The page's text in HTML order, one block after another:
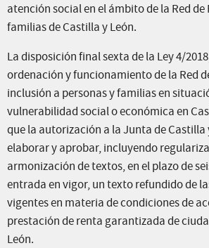
atención social en el ámbito de la Red
familias de Castilla y León.
La disposición final sexta de la Ley 4/
ordenación y funcionamiento de la Red
inclusión a personas y familias en
vulnerabilidad social o económica en
que la autorización a la Junta de Castilla
elaborar y aprobar, incluyendo
armonización de textos, en el plazo de
entrada en vigor, un texto refundido de
vigentes en materia de condiciones de
prestación de renta garantizada de
León.